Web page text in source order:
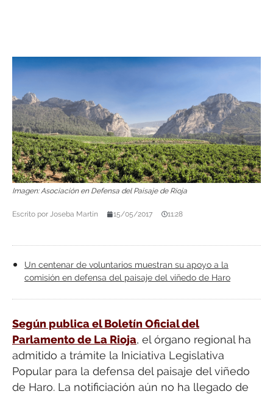
Imagen: Asociación en Defensa del Paisaje de Rioja
Escrito por Joseba Martín 15/05/2017 11:28
Un centenar de voluntarios muestran su apoyo a la
comisión en defensa del paisaje del viñedo de Haro
Según publica el Boletín Oficial del
Parlamento de La Rioja, el órgano regional ha
admitido a trámite la Iniciativa Legislativa
Popular para la defensa del paisaje del viñedo
de Haro. La notificiación aún no ha llegado de